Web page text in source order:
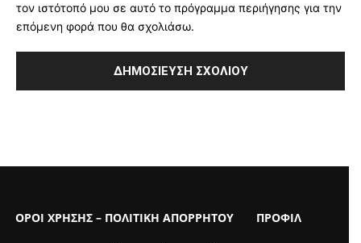
τον ιστότοπό μου σε αυτό το πρόγραμμα περιήγησης για την
επόμενη φορά που θα σχολιάσω.
ΟΡΟΙ ΧΡΗΣΗΣ – ΠΟΛΙΤΙΚΗ ΑΠΟΡΡΗΤΟΥ ΠΡΟΦΙΛ